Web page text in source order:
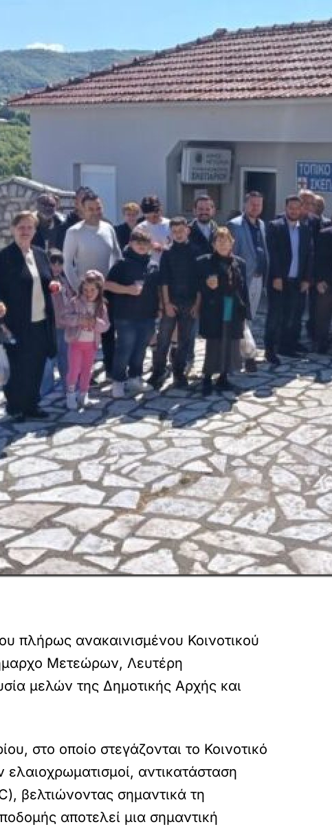
πλήρως ανακαινισμένου Κοινοτικού
Μετεώρων, Λευτέρη
μελών της Δημοτικής Αρχής και
στο οποίο στεγάζονται το Κοινοτικό
αντικατάσταση
βελτιώνοντας σημαντικά τη
αποτελεί μια σημαντική